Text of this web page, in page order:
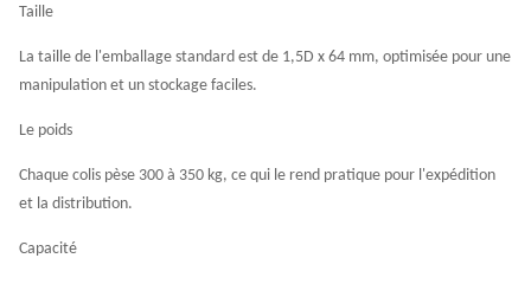
Taille
La taille de l'emballage standard est de 1,5D x 64 mm, optimisée pour une
manipulation et un stockage faciles.
Le poids
Chaque colis pèse 300 à 350 kg, ce qui le rend pratique pour l'expédition
et la distribution.
Capacité